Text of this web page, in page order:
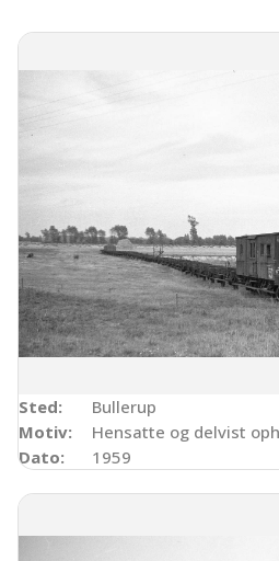
Sted:
Bullerup
Motiv:
Hensatte og delvist
Dato:
1959